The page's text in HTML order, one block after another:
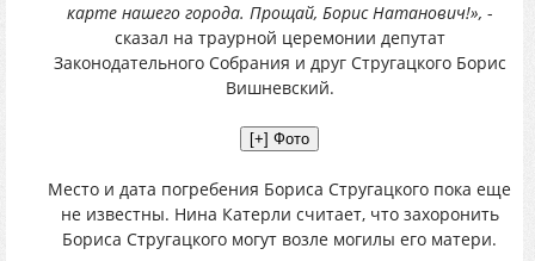
карте нашего города. Прощай, Борис Натанович!», -
сказал на траурной церемонии депутат
Законодательного Собрания и друг Стругацкого Борис
Вишневский.
Место и дата погребения Бориса Стругацкого пока еще
не известны. Нина Катерли считает, что захоронить
Бориса Стругацкого могут возле могилы его матери.